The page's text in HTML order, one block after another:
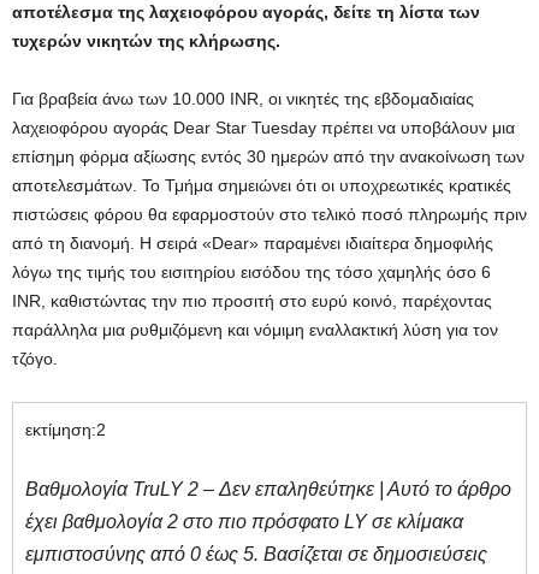
αποτέλεσμα της λαχειοφόρου αγοράς, δείτε τη λίστα των
τυχερών νικητών της κλήρωσης.
Για βραβεία άνω των 10.000 INR, οι νικητές της εβδομαδιαίας
λαχειοφόρου αγοράς Dear Star Tuesday πρέπει να υποβάλουν μια
επίσημη φόρμα αξίωσης εντός 30 ημερών από την ανακοίνωση των
αποτελεσμάτων. Το Τμήμα σημειώνει ότι οι υποχρεωτικές κρατικές
πιστώσεις φόρου θα εφαρμοστούν στο τελικό ποσό πληρωμής πριν
από τη διανομή. Η σειρά «Dear» παραμένει ιδιαίτερα δημοφιλής
λόγω της τιμής του εισιτηρίου εισόδου της τόσο χαμηλής όσο 6
INR, καθιστώντας την πιο προσιτή στο ευρύ κοινό, παρέχοντας
παράλληλα μια ρυθμιζόμενη και νόμιμη εναλλακτική λύση για τον
τζόγο.
εκτίμηση:2
Βαθμολογία TruLY 2 – Δεν επαληθεύτηκε | Αυτό το άρθρο
έχει βαθμολογία 2 στο πιο πρόσφατο LY σε κλίμακα
εμπιστοσύνης από 0 έως 5. Βασίζεται σε δημοσιεύσεις